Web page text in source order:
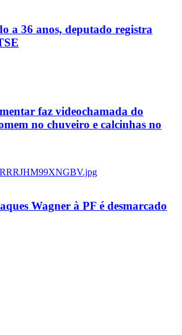
a 36 anos, deputado registra
faz videochamada do
no chuveiro e calcinhas no
Wagner à PF é desmarcado